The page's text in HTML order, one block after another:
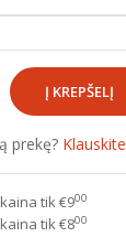
prekę? Klauskite
tik €900
tik €800